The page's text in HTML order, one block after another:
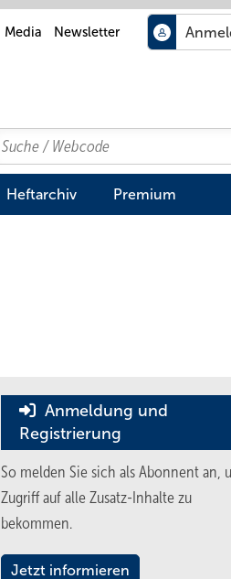
Media Newsletter
Search
Suchen
Heftarchiv Premium
Anmeldung und
Registrierung
So melden Sie sich als Abonnent an,
Zugriff auf alle Zusatz-Inhalte zu
bekommen.
Jetzt informieren